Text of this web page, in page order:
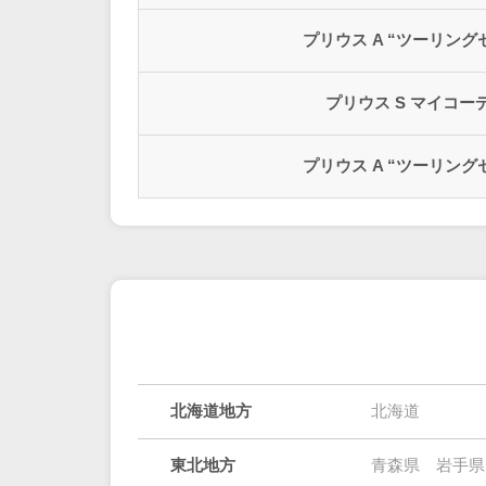
プリウス A “ツーリング
プリウス S マイコー
プリウス A “ツーリング
北海道地方 北海道
東北地方 青森県 岩手県